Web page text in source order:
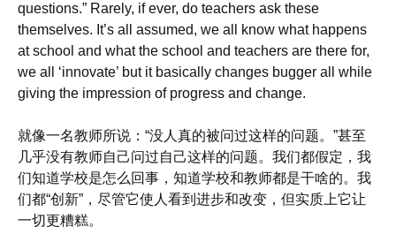
questions.” Rarely, if ever, do teachers ask these
themselves. It’s all assumed, we all know what happens
at school and what the school and teachers are there for,
we all ‘innovate’ but it basically changes bugger all while
giving the impression of progress and change.
就像一名教师所说：“没人真的被问过这样的问题。”甚至
几乎没有教师自己问过自己这样的问题。我们都假定，我
们知道学校是怎么回事，知道学校和教师都是干啥的。我
们都“创新”，尽管它使人看到进步和改变，但实质上它让
一切更糟糕。